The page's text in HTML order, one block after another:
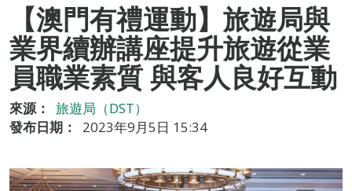
【澳門有禮運動】旅遊局與
業界續辦講座提升旅遊從業
員職業素質 與客人良好互動
來源：
旅遊局（DST）
發布日期：
2023年9月5日 15:34